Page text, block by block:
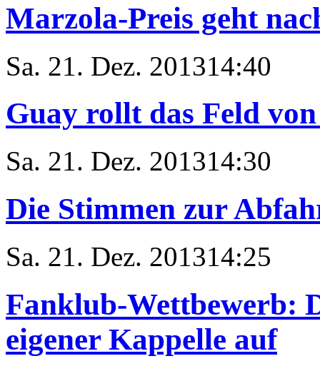
Marzola-Preis geht
Sa. 21. Dez. 201314:40
Guay rollt das Feld
Sa. 21. Dez. 201314:30
Die Stimmen zur
Sa. 21. Dez. 201314:25
Fanklub-Wettbewerb:
eigener Kappelle auf